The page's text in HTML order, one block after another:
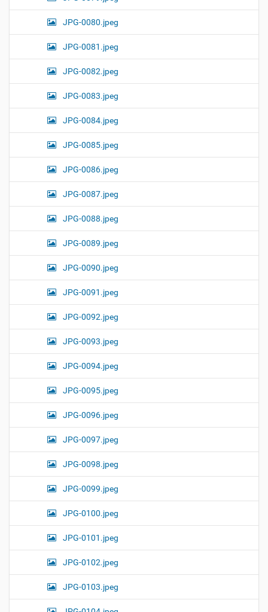
JPG-0080.jpeg
JPG-0081.jpeg
JPG-0082.jpeg
JPG-0083.jpeg
JPG-0084.jpeg
JPG-0085.jpeg
JPG-0086.jpeg
JPG-0087.jpeg
JPG-0088.jpeg
JPG-0089.jpeg
JPG-0090.jpeg
JPG-0091.jpeg
JPG-0092.jpeg
JPG-0093.jpeg
JPG-0094.jpeg
JPG-0095.jpeg
JPG-0096.jpeg
JPG-0097.jpeg
JPG-0098.jpeg
JPG-0099.jpeg
JPG-0100.jpeg
JPG-0101.jpeg
JPG-0102.jpeg
JPG-0103.jpeg